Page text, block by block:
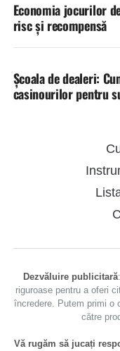
Economia jocurilor
risc și recompensă
Școala de dealeri:
casinourilor pentru
Dezvăluire publicitară
riguroase pentru a oferi
încredere. Putem primi o
către
Vă rugăm să jucați